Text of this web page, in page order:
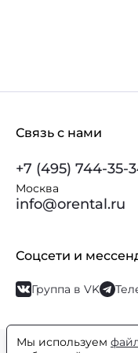
Связь с нами
+7 (495) 744-35-
Москва
info@orental.ru
Соцсети и
Группа в VK
© Orental.ru 2007–2026
Мы используем